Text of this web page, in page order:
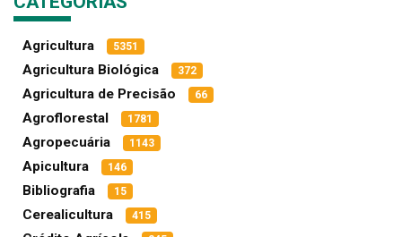
Agricultura 5351
Agricultura Biológica 372
Agricultura de Precisão 66
Agroflorestal 1781
Agropecuária 1143
Apicultura 146
Bibliografia 15
Cerealicultura 415